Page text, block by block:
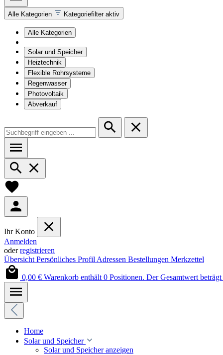
Alle Kategorien Kategoriefilter aktiv
Alle Kategorien
Solar und Speicher
Heiztechnik
Flexible Rohrsysteme
Regenwasser
Photovoltaik
Abverkauf
Ihr Konto
Anmelden
oderregistrieren
Übersicht Persönliches Profil Adressen Bestellungen Merkzettel
0,00 € Warenkorb enthält 0 Positionen. Der Gesamtwert
Home
Solar und Speicher
Solar und Speicher anzeigen